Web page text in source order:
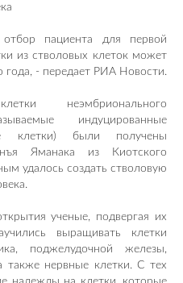
пациента для первой
из стволовых клеток может
- передает РИА Новости.
неэмбрионального
индуцированные
клетки) были получены
Яманака из Киотского
удалось создать стволовую
ученые, подвергая их
выращивать клетки
поджелудочной железы,
также нервные клетки. С тех